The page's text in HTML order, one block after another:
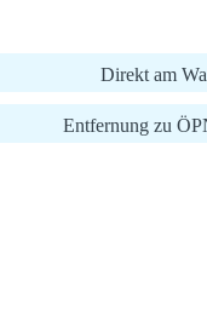
Direkt am
Entfernung zu